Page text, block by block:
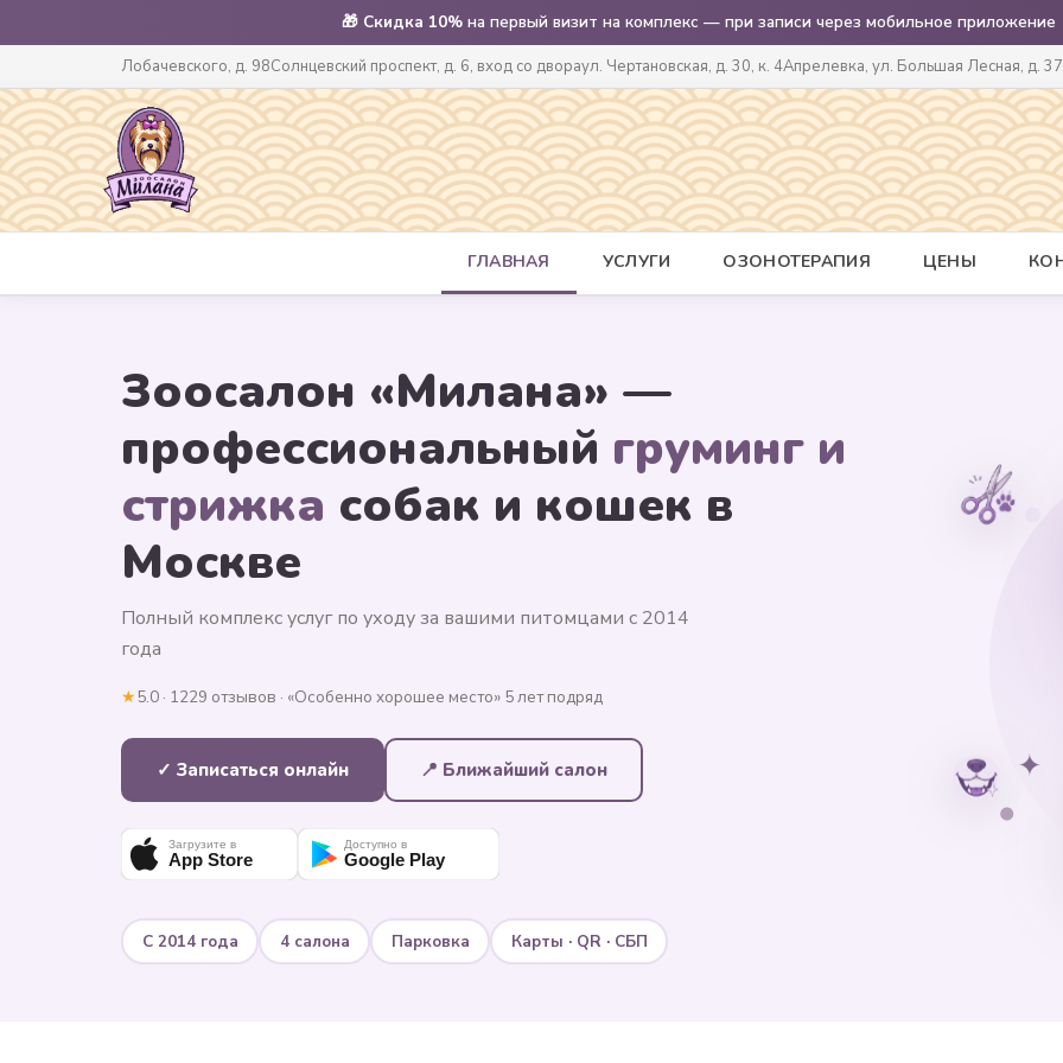
🎁 Скидка 10%на первый визит на комплекс — при записи через мобильное приложение
Лобачевского, д. 98Солнцевский проспект, д. 6, вход со двораул. Чертановская, д. 30, к. 4Апрелевка, ул. Большая Лесная, д.
ГЛАВНАЯ УСЛУГИ ОЗОНОТЕРАПИЯ ЦЕНЫ
Зоосалон «Милана» —
профессиональный груминг и
стрижка собак и кошек в
Москве
Полный комплекс услуг по уходу за вашими питомцами с 2014
года
★5.0 · 1229 отзывов · «Особенно хорошее место» 5 лет подряд
✓ Записаться онлайн 📍 Ближайший салон
Загрузите в
App Store
Доступно в
Google Play
С 2014 года 4 салона Парковка Карты · QR · СБП
✦